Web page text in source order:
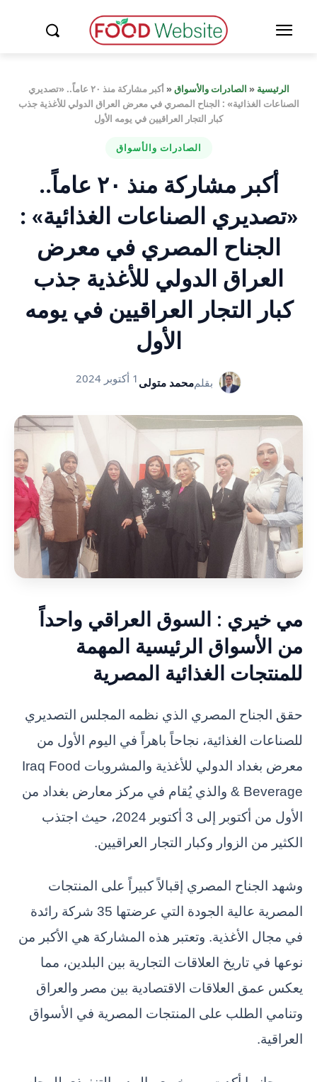
الرئيسية « الصادرات والأسواق«
أكبر مشاركة منذ ٢٠ عاماً.. «تصديري
الصناعات الغذائية» : الجناح المصري في معرض العراق الدولي للأغذية جذب
كبار التجار العراقيين في يومه الأول
الصادرات والأسواق
أكبر مشاركة منذ ٢٠ عاماً..
«تصديري الصناعات الغذائية» :
الجناح المصري في معرض
العراق الدولي للأغذية جذب
كبار التجار العراقيين في يومه
الأول
بقلممحمد متولى 1 أكتوبر 2024
مي خيري : السوق العراقي واحداً
من الأسواق الرئيسية المهمة
للمنتجات الغذائية المصرية
حقق الجناح المصري الذي نظمه المجلس التصديري
للصناعات الغذائية، نجاحاً باهراً في اليوم الأول من
معرض بغداد الدولي للأغذية والمشروبات Iraq Food
& Beverage والذي يُقام في مركز معارض بغداد من
الأول من أكتوبر إلى 3 أكتوبر 2024، حيث اجتذب
الكثير من الزوار وكبار التجار العراقيين.
وشهد الجناح المصري إقبالاً كبيراً على المنتجات
المصرية عالية الجودة التي عرضتها 35 شركة رائدة
في مجال الأغذية. وتعتبر هذه المشاركة هي الأكبر من
نوعها في تاريخ العلاقات التجارية بين البلدين، مما
يعكس عمق العلاقات الاقتصادية بين مصر والعراق
وتنامي الطلب على المنتجات المصرية في الأسواق
العراقية.